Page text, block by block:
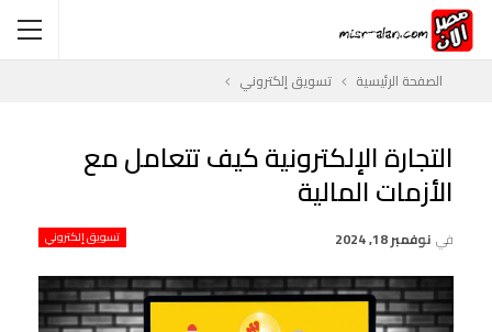
الصفحة الرئيسية تسويق إلكتروني
التجارة الإلكترونية كيف تتعامل مع
الأزمات المالية
تسويق إلكتروني في نوفمبر 18, 2024